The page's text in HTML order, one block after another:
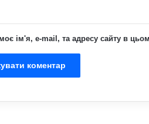
ім'я, e-mail, та адресу сайту в